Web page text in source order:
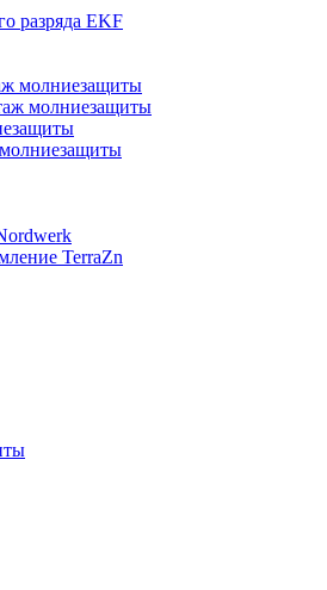
разряда EKF
молниезащиты
молниезащиты
TerraZn